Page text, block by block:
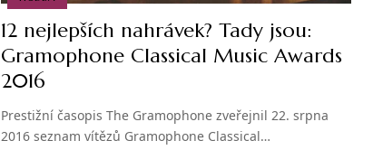
12 nejlepších nahrávek? Tady jsou:
Gramophone Classical Music Awards
2016
Prestižní časopis The Gramophone zveřejnil 22. srpna
2016 seznam vítězů Gramophone Classical…